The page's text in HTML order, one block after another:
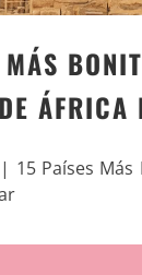
| 15 Países